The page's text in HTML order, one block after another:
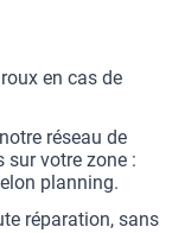
en cas de
réseau de
sur votre zone :
planning.
réparation, sans